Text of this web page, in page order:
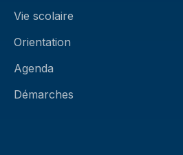
Vie scolaire
Orientation
Agenda
Démarches